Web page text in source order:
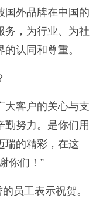
国外品牌在中国的
务，为行业、为社
认同和尊重。
大客户的关心与支
勤努力。是你们用
瑞的精彩，在这
你们！”
员工表示祝贺。